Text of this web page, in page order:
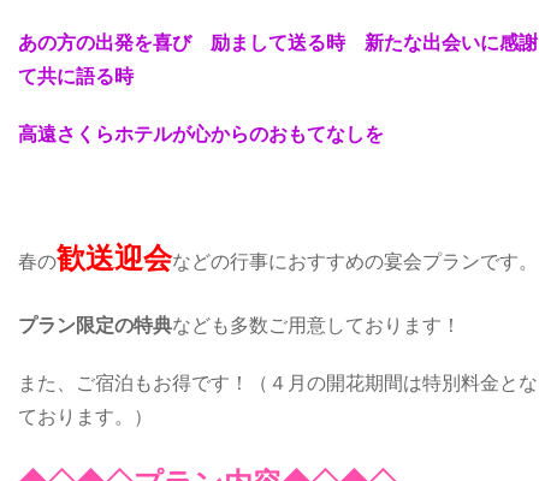
あの方の出発を喜び 励まして送る時 新たな出会いに感
て共に語る時
高遠さくらホテルが心からのおもてなしを
春の歓送迎会などの行事におすすめの宴会プランです。
プラン限定の特典なども多数ご用意しております！
また、ご宿泊もお得です！（４月の開花期間は特別料金と
ております。）